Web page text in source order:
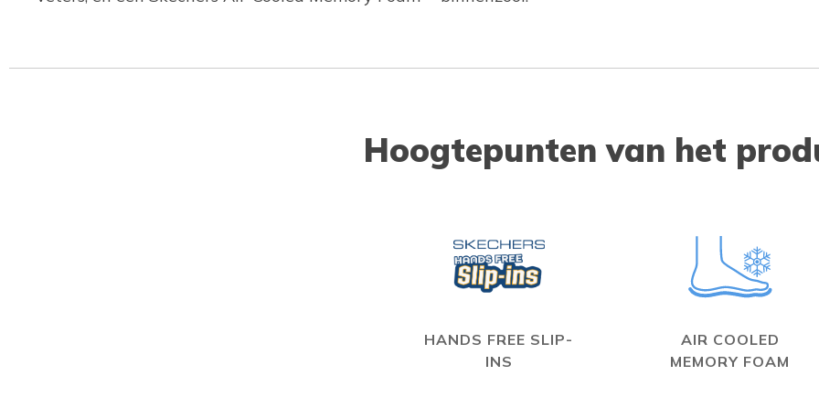
Hoogtepunten van het
HANDS FREE SLIP-
INS
AIR COOLED
MEMORY FOAM